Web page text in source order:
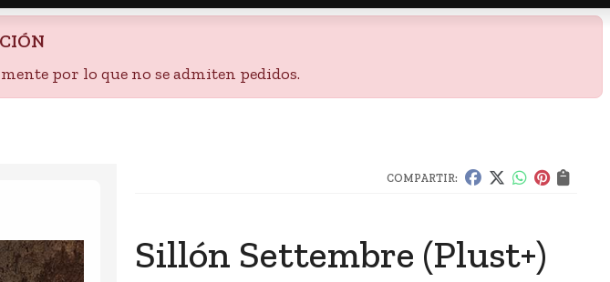
por lo que no se admiten pedidos.
COMPARTIR:
Sillón Settembre (Plust+)